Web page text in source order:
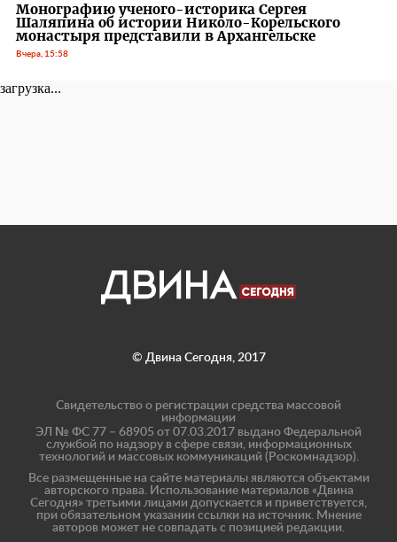
Монографию ученого-историка Сергея
Шаляпина об истории Николо-Корельского
монастыря представили в Архангельске
Вчера, 15:58
загрузка...
© Двина Сегодня, 2017
Свидетельство о регистрации средства массовой
информации
ЭЛ № ФС 77 – 68905 от 07.03.2017 выдано Федеральной
службой по надзору в сфере связи, информационных
технологий и массовых коммуникаций (Роскомнадзор).
Все размещенные на сайте материалы являются объектами
авторского права. Использование материалов «Двина
Сегодня» третьими лицами допускается и приветствуется,
при обязательном указании ссылки на источник. Мнение
авторов может не совпадать с позицией редакции.